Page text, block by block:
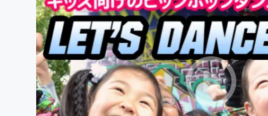
テクノロジー・ガジェット ゲーム・
映像・映画 書籍・雑
ビジネス・起業 チャレンジ
まちづくり・地域活性化